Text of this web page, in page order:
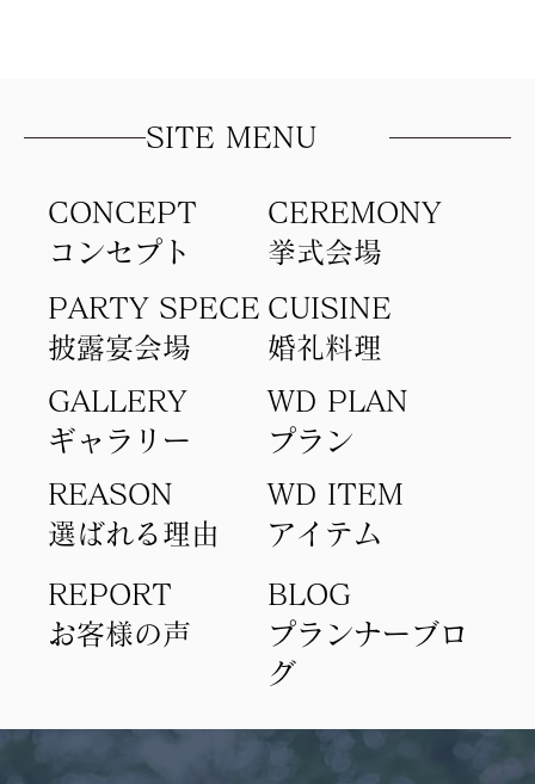
CONCEPT
コンセプト​
​CEREMONY
​挙式会場
GALLERY
ギャラリー
PARTY SPECE
​披露宴会場
CUISINE
​婚礼料理
​プランナーブロ
グ
BLOG
REPORT
​お客様の声
アイテム​
WD ITEM
選ばれる理由
REASON
​プラン
WD PLAN
SITE MENU